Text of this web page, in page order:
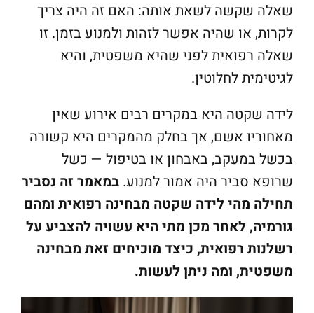
שאלה שקשה לשאת אותה: האם זה היה צריך
לקרות, או שהיה אפשר לזהות ולמנוע בזמן. זו
שאלה רפואית לפני שהיא משפטית, והיא
לגיטימית לחלוטין.
לידה שקטה היא במקרים רבים אירוע שאין
מאחוריו אשם, אך בחלק מהמקרים היא קשורה
בכשל במעקב, באבחון או בטיפול — כשל
שרופא סביר היה אמור למנוע. במאמר זה נסביר
תחילה מהי לידה שקטה מבחינה רפואית ומהם
גורמיה, לאחר מכן מתי היא עשויה להצביע על
רשלנות רפואית, כיצד מוכיחים זאת מבחינה
משפטית, ומה ניתן לעשות.